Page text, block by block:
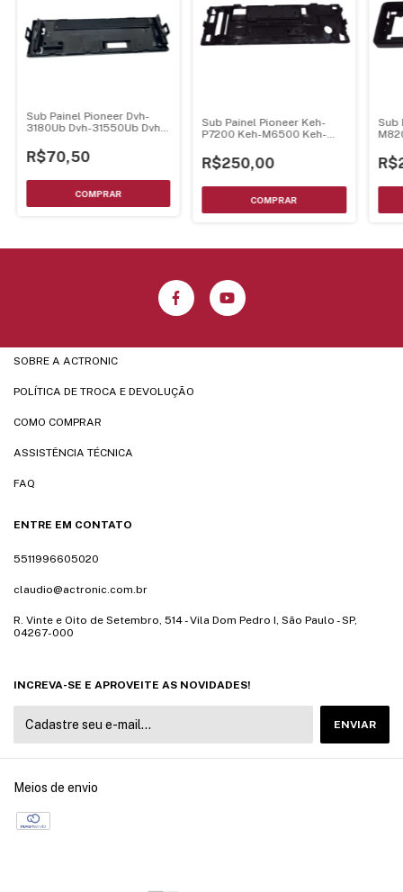
Sub Painel Pioneer Dvh-
3180Ub Dvh-31550Ub Dvh-
R$70,50
Sub Painel Pioneer Keh-
P7200 Keh-M6500 Keh-
M7500 - Vintage
R$250,00
Sub
SOBRE A ACTRONIC
POLÍTICA DE TROCA E DEVOLUÇÃO
COMO COMPRAR
ASSISTÊNCIA TÉCNICA
FAQ
ENTRE EM CONTATO
5511996605020
claudio@actronic.com.br
R. Vinte e Oito de Setembro, 514 - Vila Dom Pedro I, São Paulo - SP,
04267-000
INCREVA-SE E APROVEITE AS NOVIDADES!
Meios de envio